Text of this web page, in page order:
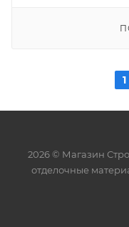
1
2026 © Магазин
отделочные